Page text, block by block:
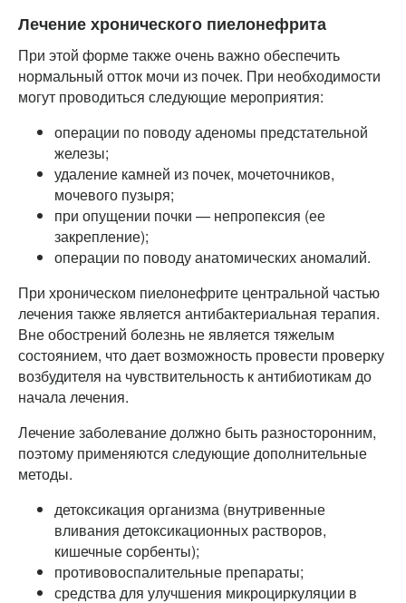
Лечение хронического пиелонефрита
При этой форме также очень важно обеспечить
нормальный отток мочи из почек. При необходимости
могут проводиться следующие мероприятия:
операции по поводу аденомы предстательной
железы;
удаление камней из почек, мочеточников,
мочевого пузыря;
при опущении почки — непропексия (ее
закрепление);
операции по поводу анатомических аномалий.
При хроническом пиелонефрите центральной частью
лечения также является антибактериальная терапия.
Вне обострений болезнь не является тяжелым
состоянием, что дает возможность провести проверку
возбудителя на чувствительность к антибиотикам до
начала лечения.
Лечение заболевание должно быть разносторонним,
поэтому применяются следующие дополнительные
методы.
детоксикация организма (внутривенные
вливания детоксикационных растворов,
кишечные сорбенты);
противовоспалительные препараты;
средства для улучшения микроциркуляции в